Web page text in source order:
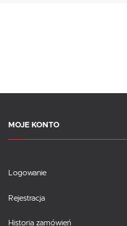
MOJE KONTO
Logowanie
Rejestracja
Historia zamówień